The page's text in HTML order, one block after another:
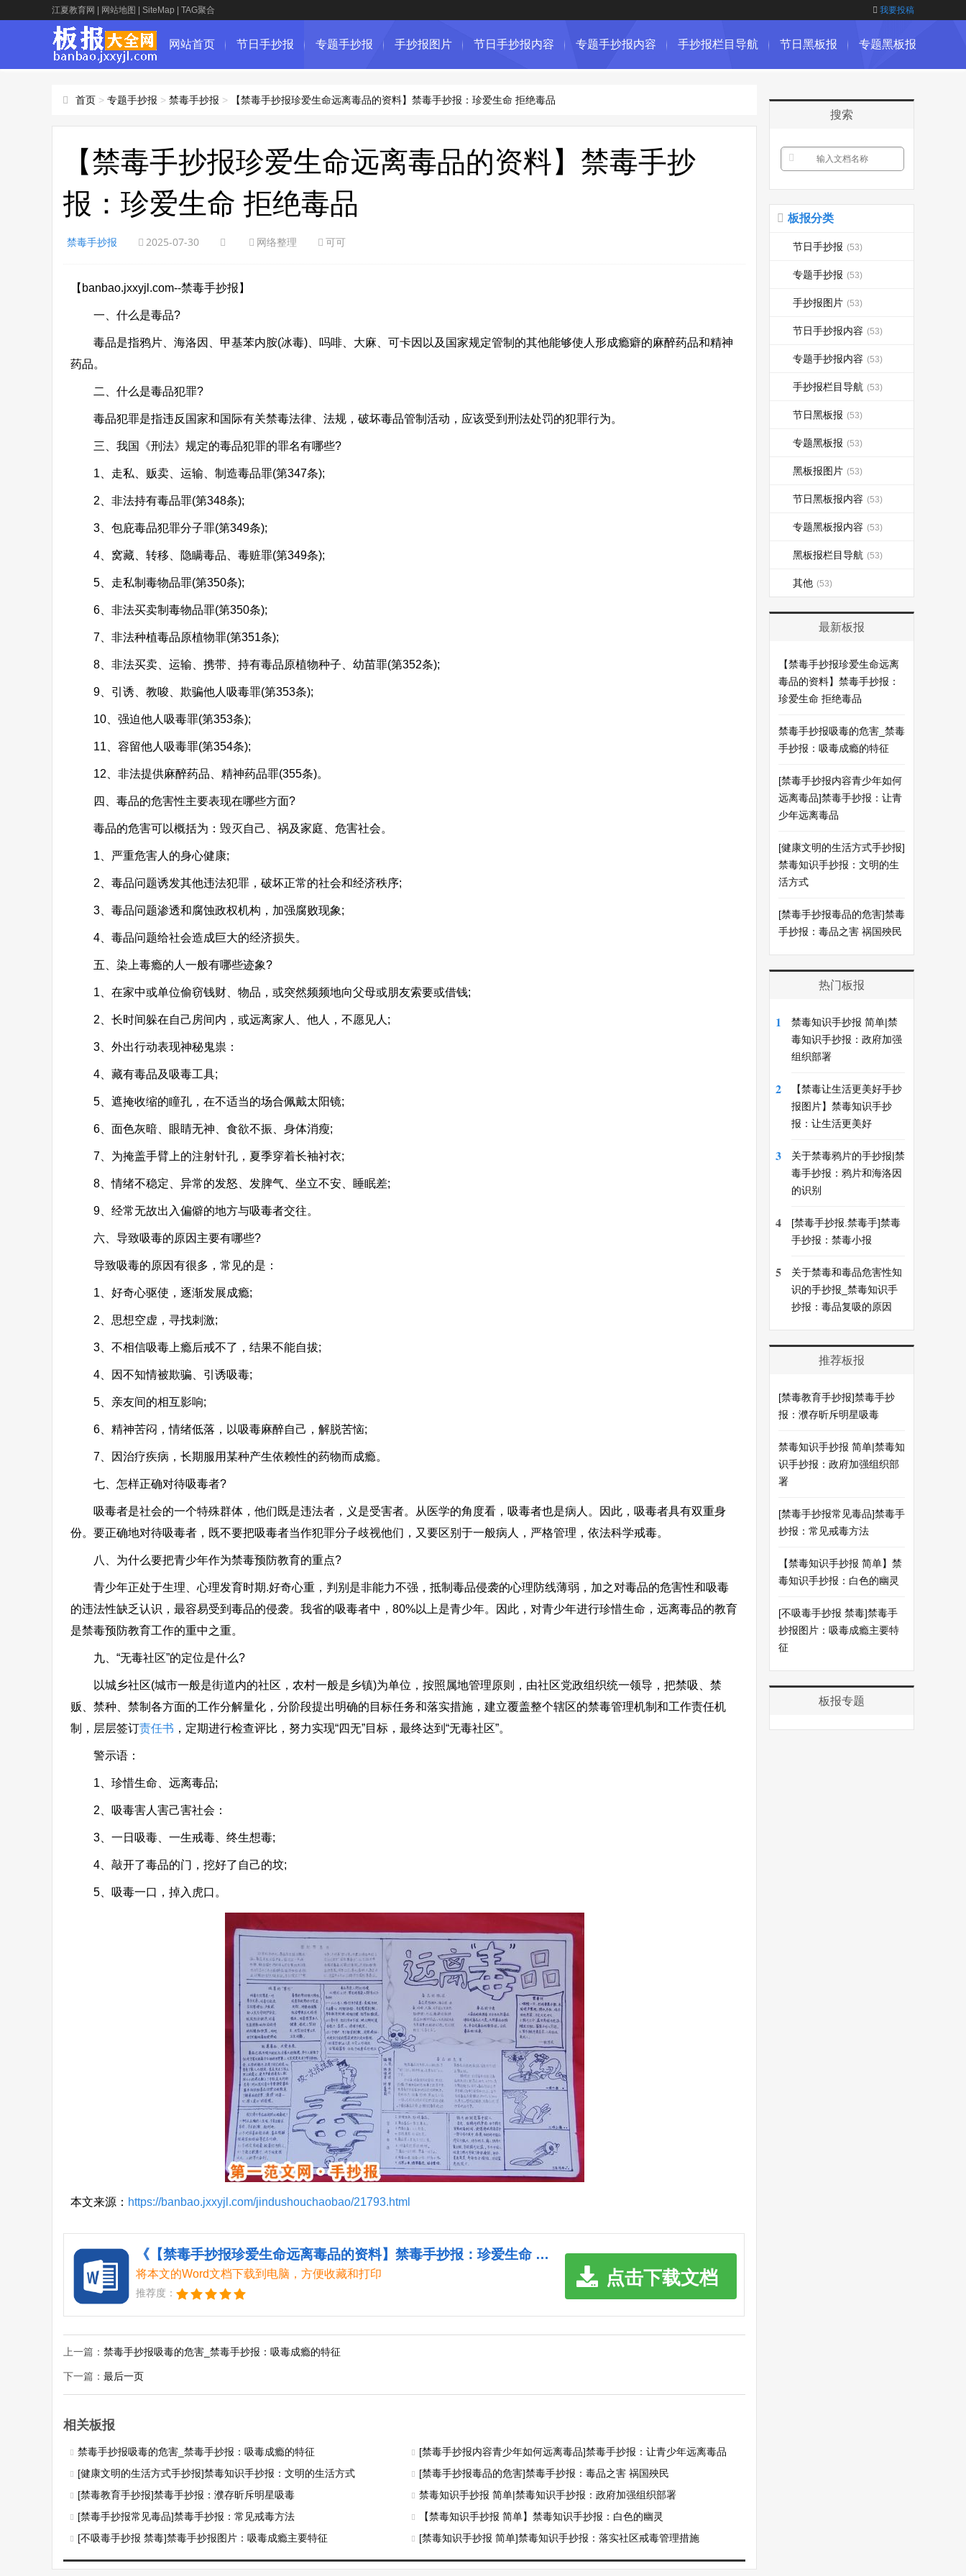
江夏教育网 网站地图 SiteMap TAG聚合 我要投稿
网站首页 节日手抄报 专题手抄报 手抄报图片 节日手抄报内容 专题手抄报内容 手抄报栏目导航 节日黑板报 专题黑板报
首页 > 专题手抄报 > 禁毒手抄报 > 【禁毒手抄报珍爱生命远离毒品的资料】禁毒手抄报：珍爱生命 拒绝毒品
【禁毒手抄报珍爱生命远离毒品的资料】禁毒手抄
报：珍爱生命 拒绝毒品
禁毒手抄报 2025-07-30 网络整理 可可
【banbao.jxxyjl.com--禁毒手抄报】
一、什么是毒品?
毒品是指鸦片、海洛因、甲基苯内胺(冰毒)、吗啡、大麻、可卡因以及国家规定管制的其他能够使人形成瘾癖的麻醉药品和精神
药品。
二、什么是毒品犯罪?
毒品犯罪是指违反国家和国际有关禁毒法律、法规，破坏毒品管制活动，应该受到刑法处罚的犯罪行为。
三、我国《刑法》规定的毒品犯罪的罪名有哪些?
1、走私、贩卖、运输、制造毒品罪(第347条);
2、非法持有毒品罪(第348条);
3、包庇毒品犯罪分子罪(第349条);
4、窝藏、转移、隐瞒毒品、毒赃罪(第349条);
5、走私制毒物品罪(第350条);
6、非法买卖制毒物品罪(第350条);
7、非法种植毒品原植物罪(第351条);
8、非法买卖、运输、携带、持有毒品原植物种子、幼苗罪(第352条);
9、引诱、教唆、欺骗他人吸毒罪(第353条);
10、强迫他人吸毒罪(第353条);
11、容留他人吸毒罪(第354条);
12、非法提供麻醉药品、精神药品罪(355条)。
四、毒品的危害性主要表现在哪些方面?
毒品的危害可以概括为：毁灭自己、祸及家庭、危害社会。
1、严重危害人的身心健康;
2、毒品问题诱发其他违法犯罪，破坏正常的社会和经济秩序;
3、毒品问题渗透和腐蚀政权机构，加强腐败现象;
4、毒品问题给社会造成巨大的经济损失。
五、染上毒瘾的人一般有哪些迹象?
1、在家中或单位偷窃钱财、物品，或突然频频地向父母或朋友索要或借钱;
2、长时间躲在自己房间内，或远离家人、他人，不愿见人;
3、外出行动表现神秘鬼祟：
4、藏有毒品及吸毒工具;
5、遮掩收缩的瞳孔，在不适当的场合佩戴太阳镜;
6、面色灰暗、眼睛无神、食欲不振、身体消瘦;
7、为掩盖手臂上的注射针孔，夏季穿着长袖衬衣;
8、情绪不稳定、异常的发怒、发脾气、坐立不安、睡眠差;
9、经常无故出入偏僻的地方与吸毒者交往。
六、导致吸毒的原因主要有哪些?
导致吸毒的原因有很多，常见的是：
1、好奇心驱使，逐渐发展成瘾;
2、思想空虚，寻找刺激;
3、不相信吸毒上瘾后戒不了，结果不能自拔;
4、因不知情被欺骗、引诱吸毒;
5、亲友间的相互影响;
6、精神苦闷，情绪低落，以吸毒麻醉自己，解脱苦恼;
7、因治疗疾病，长期服用某种产生依赖性的药物而成瘾。
七、怎样正确对待吸毒者?
吸毒者是社会的一个特殊群体，他们既是违法者，义是受害者。从医学的角度看，吸毒者也是病人。因此，吸毒者具有双重身
份。要正确地对待吸毒者，既不要把吸毒者当作犯罪分子歧视他们，又要区别于一般病人，严格管理，依法科学戒毒。
八、为什么要把青少年作为禁毒预防教育的重点?
青少年正处于生理、心理发育时期.好奇心重，判别是非能力不强，抵制毒品侵袭的心理防线薄弱，加之对毒品的危害性和吸毒
的违法性缺乏认识，最容易受到毒品的侵袭。我省的吸毒者中，80%以上是青少年。因此，对青少年进行珍惜生命，远离毒品的教育
是禁毒预防教育工作的重中之重。
九、“无毒社区”的定位是什么?
以城乡社区(城市一般是街道内的社区，农村一般是乡镇)为单位，按照属地管理原则，由社区党政组织统一领导，把禁吸、禁
贩、禁种、禁制各方面的工作分解量化，分阶段提出明确的目标任务和落实措施，建立覆盖整个辖区的禁毒管理机制和工作责任机
制，层层签订责任书 ，定期进行检查评比，努力实现“四无”目标，最终达到“无毒社区”。
警示语：
1、珍惜生命、远离毒品;
2、吸毒害人害己害社会：
3、一日吸毒、一生戒毒、终生想毒;
4、敲开了毒品的门，挖好了自己的坟;
5、吸毒一口，掉入虎口。
本文来源： https://banbao.jxxyjl.com/jindushouchaobao/21793.html
《【禁毒手抄报珍爱生命远离毒品的资料】禁毒手抄报：珍爱生命 拒绝毒品.doc》
将本文的Word文档下载到电脑，方便收藏和打印
推荐度：
点击下载文档
上一篇： 禁毒手抄报吸毒的危害_禁毒手抄报：吸毒成瘾的特征
下一篇： 最后一页
相关板报
禁毒手抄报吸毒的危害_禁毒手抄报：吸毒成瘾的特征
[禁毒手抄报内容青少年如何远离毒品]禁毒手抄报：让青少年远离毒品
[健康文明的生活方式手抄报]禁毒知识手抄报：文明的生活方式
[禁毒手抄报毒品的危害]禁毒手抄报：毒品之害 祸国殃民
[禁毒教育手抄报]禁毒手抄报：濮存昕斥明星吸毒
禁毒知识手抄报 简单|禁毒知识手抄报：政府加强组织部署
[禁毒手抄报常见毒品]禁毒手抄报：常见戒毒方法
【禁毒知识手抄报 简单】禁毒知识手抄报：白色的幽灵
[不吸毒手抄报 禁毒]禁毒手抄报图片：吸毒成瘾主要特征
[禁毒知识手抄报 简单]禁毒知识手抄报：落实社区戒毒管理措施
搜索
板报分类
节日手抄报 (53)
专题手抄报 (53)
手抄报图片 (53)
节日手抄报内容 (53)
专题手抄报内容 (53)
手抄报栏目导航 (53)
节日黑板报 (53)
专题黑板报 (53)
黑板报图片 (53)
节日黑板报内容 (53)
专题黑板报内容 (53)
黑板报栏目导航 (53)
其他 (53)
最新板报
【禁毒手抄报珍爱生命远离
毒品的资料】禁毒手抄报：
珍爱生命 拒绝毒品
禁毒手抄报吸毒的危害_禁毒
手抄报：吸毒成瘾的特征
[禁毒手抄报内容青少年如何
远离毒品]禁毒手抄报：让青
少年远离毒品
[健康文明的生活方式手抄报]
禁毒知识手抄报：文明的生
活方式
[禁毒手抄报毒品的危害]禁毒
手抄报：毒品之害 祸国殃民
热门板报
1
禁毒知识手抄报 简单|禁
毒知识手抄报：政府加强
组织部署
2
【禁毒让生活更美好手抄
报图片】禁毒知识手抄
报：让生活更美好
3
关于禁毒鸦片的手抄报|禁
毒手抄报：鸦片和海洛因
的识别
4
[禁毒手抄报.禁毒手]禁毒
手抄报：禁毒小报
5
关于禁毒和毒品危害性知
识的手抄报_禁毒知识手
抄报：毒品复吸的原因
推荐板报
[禁毒教育手抄报]禁毒手抄
报：濮存昕斥明星吸毒
禁毒知识手抄报 简单|禁毒知
识手抄报：政府加强组织部
署
[禁毒手抄报常见毒品]禁毒手
抄报：常见戒毒方法
【禁毒知识手抄报 简单】禁
毒知识手抄报：白色的幽灵
[不吸毒手抄报 禁毒]禁毒手
抄报图片：吸毒成瘾主要特
征
板报专题